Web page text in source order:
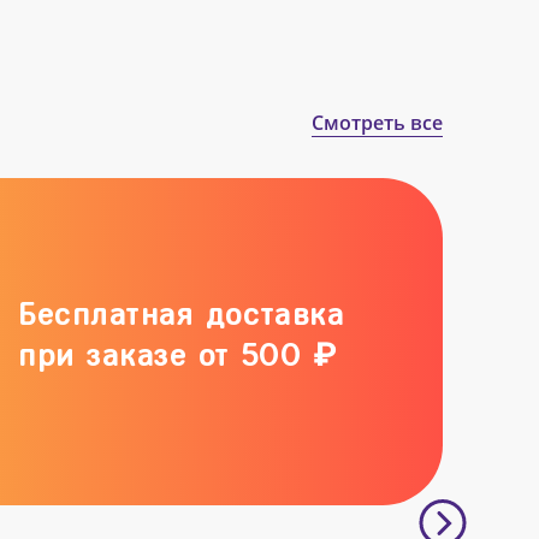
Смотреть все
Бесплатная доставка
при заказе от 500 ₽